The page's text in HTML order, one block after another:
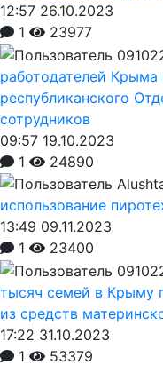
12:57 26.10.2023
1
23977
работодателей Крыма
республиканского
сотрудников
09:57 19.10.2023
1
24890
использование
13:49 09.11.2023
1
23400
тысяч семей в Крыму
из средств
17:22 31.10.2023
1
53379